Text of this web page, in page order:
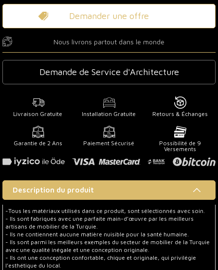
Demander une offre
Nous livrons partout dans le monde
Demande de Service d'Architecture
Livraison Gratuite Installation Gratuite Retours & Échanges
Garantie de 2 Ans Paiement Sécurisé
Possibilité de 9
Versements
Description du produit
-Tous les matériaux utilisés dans ce produit, sont sélectionnés avec soin.
- Ils sont fabriqués avec une parfaite main-d’œuvre par les meilleurs
artisans de mobilier de la Turquie.
- Ils ne contiennent aucune matière nuisible pour la santé humaine.
- Ils sont parmi les meilleurs exemples du secteur de mobilier de la Turquie
avec une qualité inégale et une conception originale.
- Ils ont une conception confortable, chique et originale, qui privilégie
l’esthétique du local.